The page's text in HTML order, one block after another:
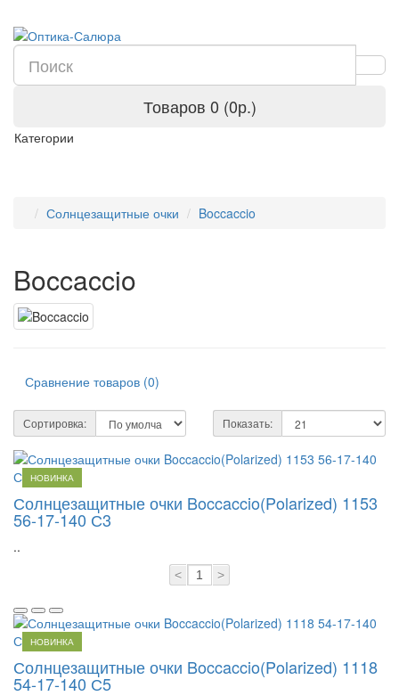
Товаров 0 (0р.)
Категории
Солнцезащитные очки Boccaccio
Boccaccio
Сравнение товаров (0)
Сортировка: Показать:
НОВИНКА
Солнцезащитные очки Boccaccio(Polarized) 1153
56-17-140 С3
..
< >
НОВИНКА
Солнцезащитные очки Boccaccio(Polarized) 1118
54-17-140 С5